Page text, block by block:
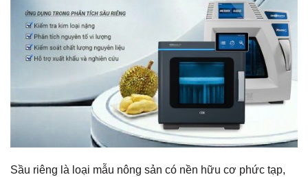
Sầu riêng là loại mẫu nông sản có nền hữu cơ phức tạp,